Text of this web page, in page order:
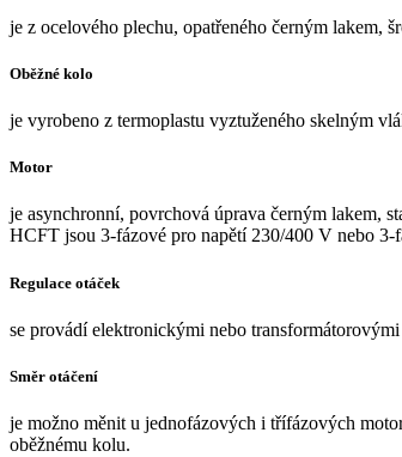
je z ocelového plechu, opatřeného černým lakem,
Oběžné kolo
je vyrobeno z termoplastu vyztuženého skelným
Motor
je asynchronní, povrchová úprava černým lakem,
HCFT jsou 3-fázové pro napětí 230/400 V nebo
Regulace otáček
se provádí elektronickými nebo
Směr otáčení
je možno měnit u jednofázových i třífázových
oběžnému kolu.